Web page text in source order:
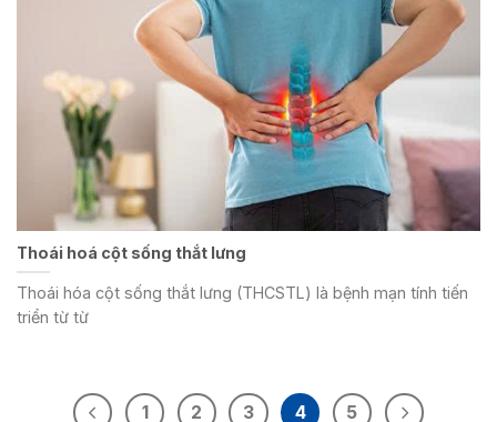
Thoái hoá cột sống thắt lưng
Thoái hóa cột sống thắt lưng (THCSTL) là bệnh mạn tính tiến
triển từ từ
1 2 3 4 5